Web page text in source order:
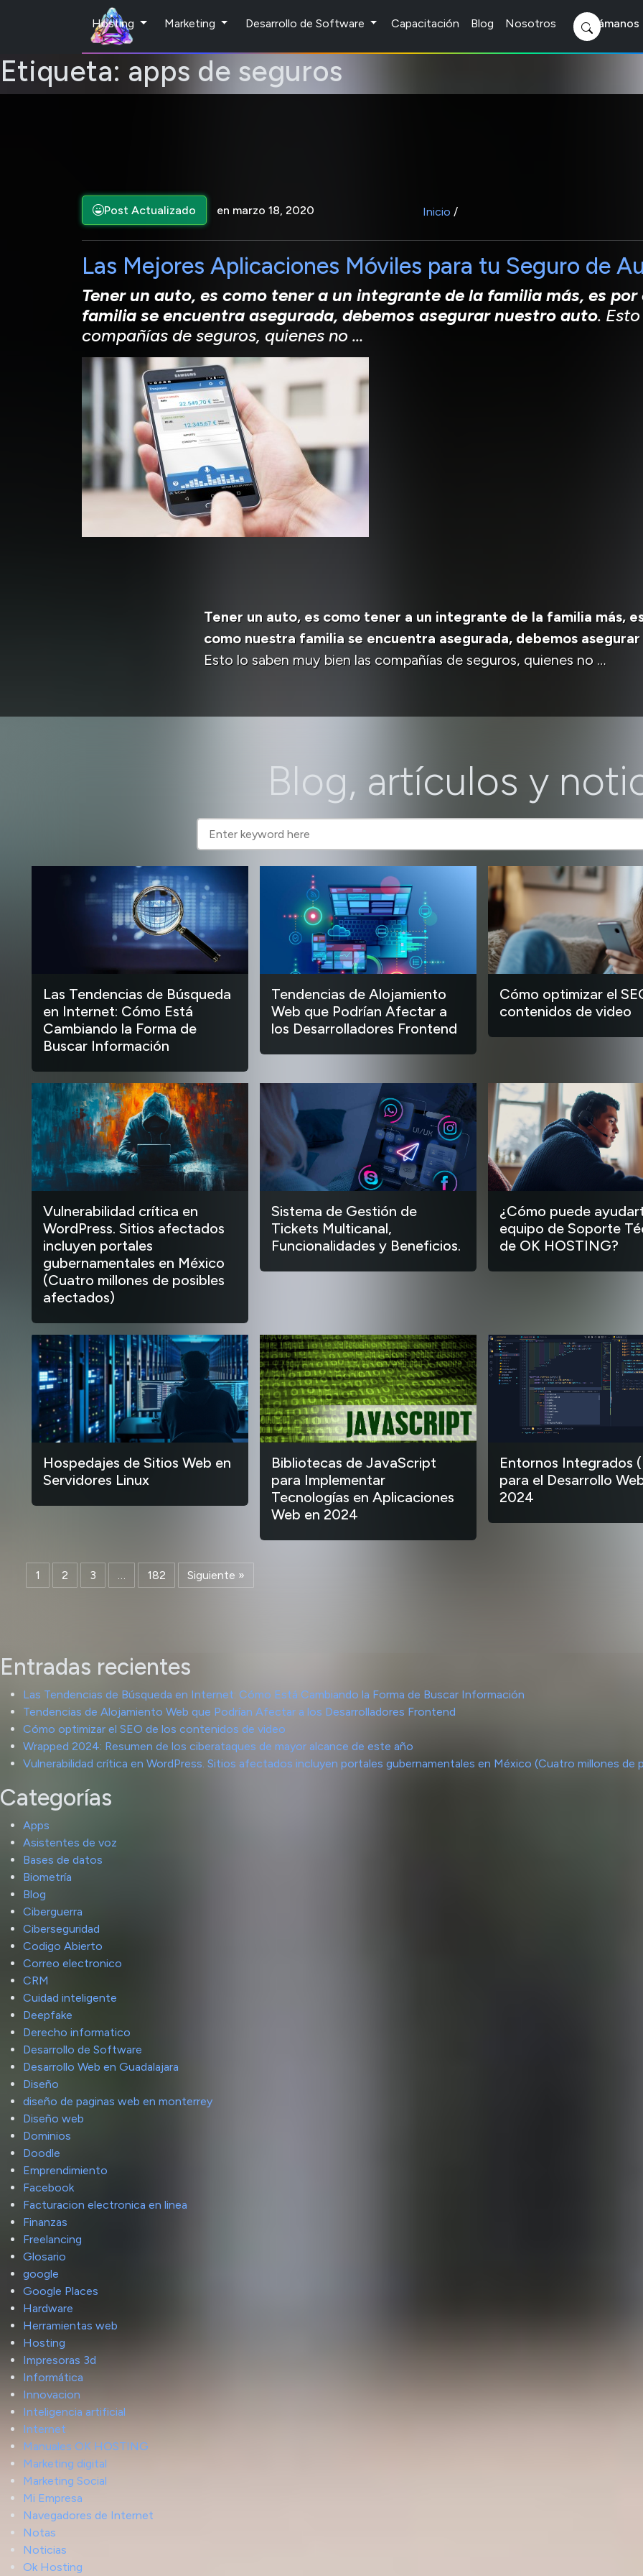
Hosting Marketing Desarrollo de Software Capacitación Blog Nosotros
Etiqueta: apps de seguros
Post Actualizado en marzo 18, 2020 Inicio /
Las Mejores Aplicaciones Móviles para tu Seguro de
Tener un auto, es como tener a un integrante de la familia más, es
familia se encuentra asegurada, debemos asegurar nuestro auto.
compañías de seguros, quienes no …
Tener un auto, es como tener a un integrante de la familia más,
como nuestra familia se encuentra asegurada, debemos
Esto lo saben muy bien las compañías de seguros, quienes no …
Blog, artículos y
Las Tendencias de Búsqueda
en Internet: Cómo Está
Cambiando la Forma de
Buscar Información
Tendencias de Alojamiento
Web que Podrían Afectar a
los Desarrolladores Frontend
Cómo optimizar el
contenidos de video
Vulnerabilidad crítica en
WordPress. Sitios afectados
incluyen portales
gubernamentales en México
(Cuatro millones de posibles
afectados)
Sistema de Gestión de
Tickets Multicanal,
Funcionalidades y Beneficios.
¿Cómo puede
equipo de Soporte
de OK HOSTING?
Hospedajes de Sitios Web en
Servidores Linux
Bibliotecas de JavaScript
para Implementar
Tecnologías en Aplicaciones
Web en 2024
Entornos Integrados
para el Desarrollo
2024
1 2 3 … 182 Siguiente »
Entradas recientes
Las Tendencias de Búsqueda en Internet: Cómo Está Cambiando la Forma de Buscar Información
Tendencias de Alojamiento Web que Podrían Afectar a los Desarrolladores Frontend
Cómo optimizar el SEO de los contenidos de video
Wrapped 2024: Resumen de los ciberataques de mayor alcance de este año
Vulnerabilidad crítica en WordPress. Sitios afectados incluyen portales gubernamentales en México (Cuatro millones de
Categorías
Apps
Asistentes de voz
Bases de datos
Biometría
Blog
Ciberguerra
Ciberseguridad
Codigo Abierto
Correo electronico
CRM
Cuidad inteligente
Deepfake
Derecho informatico
Desarrollo de Software
Desarrollo Web en Guadalajara
Diseño
diseño de paginas web en monterrey
Diseño web
Dominios
Doodle
Emprendimiento
Facebook
Facturacion electronica en linea
Finanzas
Freelancing
Glosario
google
Google Places
Hardware
Herramientas web
Hosting
Impresoras 3d
Informática
Innovacion
Inteligencia artificial
Internet
Manuales OK HOSTING
Marketing digital
Marketing Social
Mi Empresa
Navegadores de Internet
Notas
Noticias
Ok Hosting